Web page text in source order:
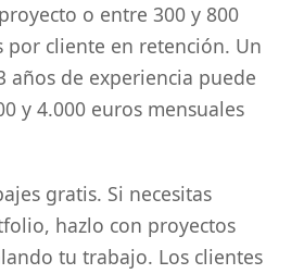
o entre 300 y 800
por cliente en retención. Un
años de experiencia puede
y 4.000 euros mensuales
gratis. Si necesitas
hazlo con proyectos
tu trabajo. Los clientes